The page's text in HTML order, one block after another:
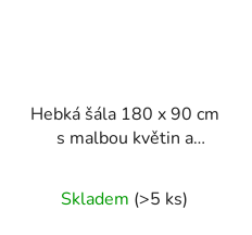
Hebká šála 180 x 90 cm
s malbou květin a
Skladem (>5 ks)